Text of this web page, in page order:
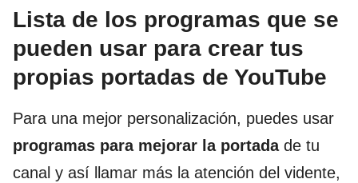
Lista de los programas que se
pueden usar para crear tus
propias portadas de YouTube
Para una mejor personalización, puedes usar
programas para mejorar la portadade tu
canal y así llamar más la atención del vidente,